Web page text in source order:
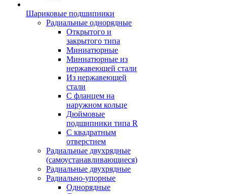
Шариковые подшипники
Радиальные однорядные
Открытого и
закрытого типа
Миниатюрные
Миниатюрные из
нержавеющей стали
Из нержавеющей
стали
С фланцем на
наружном кольце
Дюймовые
подшипники типа R
С квадратным
отверстием
Радиальные двухрядные
(самоустанавливающиеся)
Радиальные двухрядные
Радиально-упорные
Однорядные